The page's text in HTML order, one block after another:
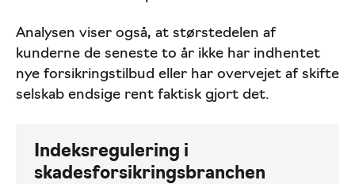
Analysen viser også, at størstedelen af
kunderne de seneste to år ikke har indhentet
nye forsikringstilbud eller har overvejet af skifte
selskab endsige rent faktisk gjort det.
Indeksregulering i
skadesforsikringsbranchen